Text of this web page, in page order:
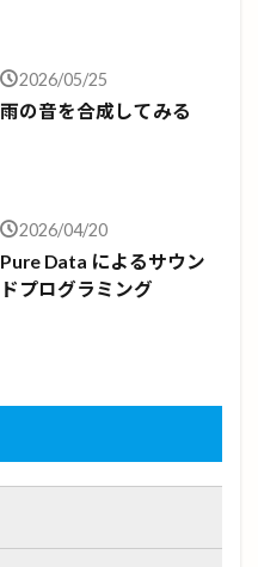
2026/05/25
雨の音を合成してみる
2026/04/20
Pure Data によるサウン
ドプログラミング